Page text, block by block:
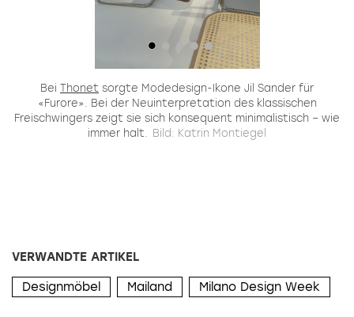
Bei Thonet sorgte Modedesign-Ikone Jil Sander für
«Furore». Bei der Neuinterpretation des klassischen
Freischwingers zeigt sie sich konsequent minimalistisch – wie
immer halt. Bild: Katrin Montiegel
VERWANDTE ARTIKEL
Designmöbel Mailand Milano Design Week